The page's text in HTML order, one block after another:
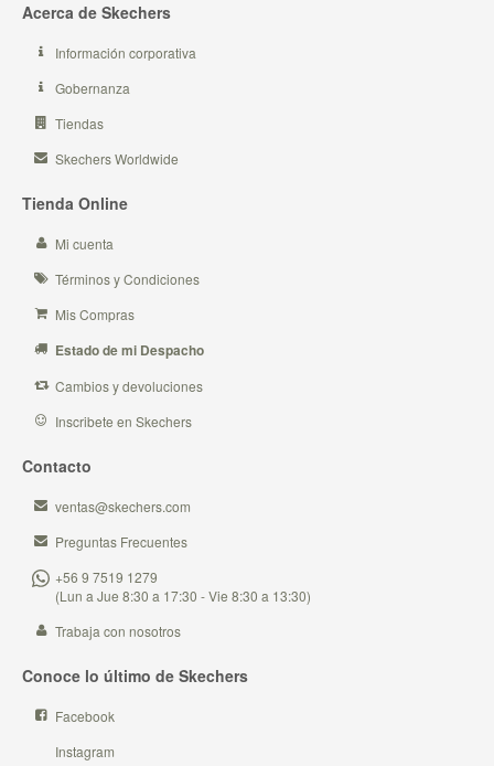
Acerca de Skechers
Información corporativa
Gobernanza
Tiendas
Skechers Worldwide
Tienda Online
Mi cuenta
Términos y Condiciones
Mis Compras
Estado de mi Despacho
Cambios y devoluciones
Inscribete en Skechers
Contacto
ventas@skechers.com
Preguntas Frecuentes
+56 9 7519 1279
(Lun a Jue 8:30 a 17:30 - Vie 8:30 a 13:30)
Trabaja con nosotros
Conoce lo último de Skechers
Facebook
Instagram